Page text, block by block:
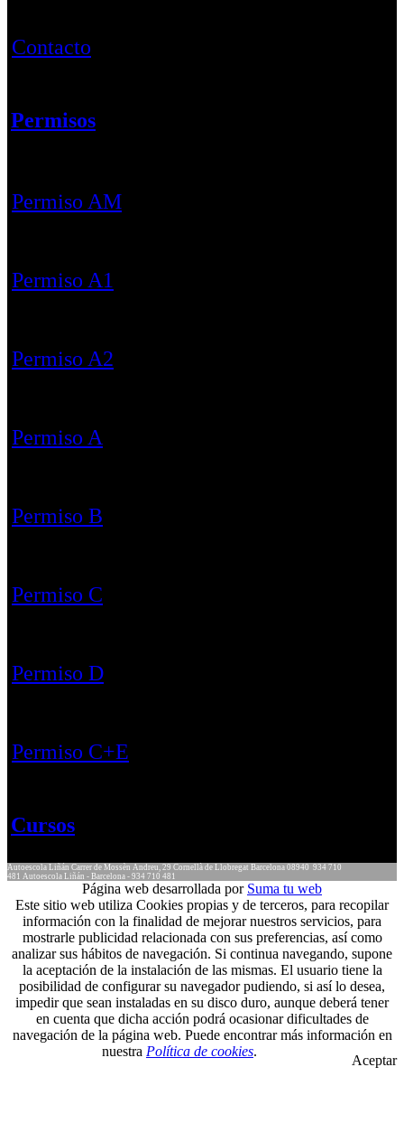
Contacto
Permisos
Permiso AM
Permiso A1
Permiso A2
Permiso A
Permiso B
Permiso C
Permiso D
Permiso C+E
Cursos
Autoescola Liñán Carrer de Mossèn Andreu, 29 Cornellà de Llobregat Barcelona 08940 934 710
481 Autoescola Liñán - Barcelona - 934 710 481
Página web desarrollada por Suma tu web
Este sitio web utiliza Cookies propias y de terceros, para recopilar
información con la finalidad de mejorar nuestros servicios, para
mostrarle publicidad relacionada con sus preferencias, así como
analizar sus hábitos de navegación. Si continua navegando, supone
la aceptación de la instalación de las mismas. El usuario tiene la
posibilidad de configurar su navegador pudiendo, si así lo desea,
impedir que sean instaladas en su disco duro, aunque deberá tener
en cuenta que dicha acción podrá ocasionar dificultades de
navegación de la página web. Puede encontrar más información en
nuestra Política de cookies.
Aceptar